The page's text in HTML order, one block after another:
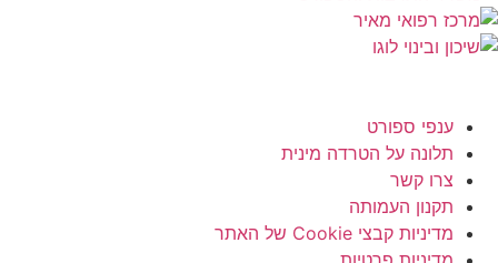
ענפי ספורט
תלונה על הטרדה מינית
צרו קשר
תקנון העמותה
מדיניות קבצי Cookie של האתר